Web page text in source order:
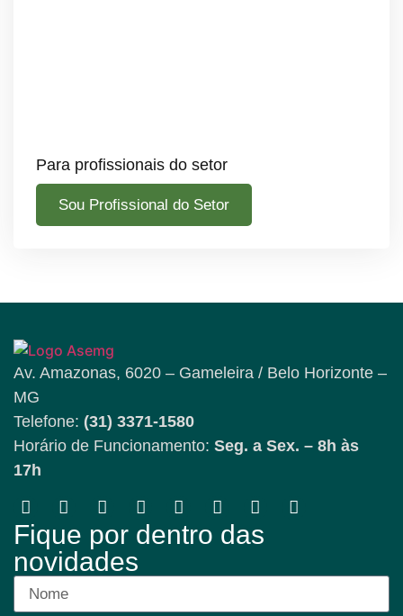
Para profissionais do setor
Sou Profissional do Setor
Av. Amazonas, 6020 – Gameleira / Belo Horizonte –
MG
Telefone: (31) 3371-1580
Horário de Funcionamento: Seg. a Sex. – 8h às
17h
Fique por dentro das
novidades